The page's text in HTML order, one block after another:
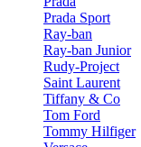
Prada Sport
Ray-ban
Ray-ban Junior
Rudy-Project
Saint Laurent
Tiffany & Co
Tom Ford
Tommy Hilfiger